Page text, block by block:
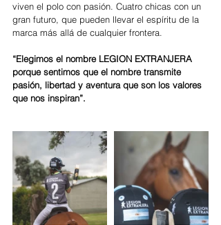
viven el polo con pasión. Cuatro chicas con un
gran futuro, que pueden llevar el espíritu de la
marca más allá de cualquier frontera.
“Elegimos el nombre LEGION EXTRANJERA
porque sentimos que el nombre transmite
pasión, libertad y aventura que son los valores
que nos inspiran”.